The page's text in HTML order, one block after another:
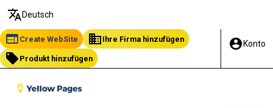
translate Deutsch
web Create WebSite business Ihre Firma hinzufügen
local_offer Produkt hinzufügen
account_circle Konto